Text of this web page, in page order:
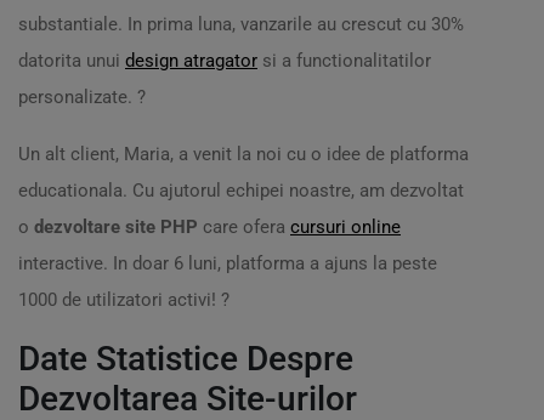
substantiale. In prima luna, vanzarile au crescut cu 30%
datorita unui design atragator si a functionalitatilor
personalizate. ?
Un alt client, Maria, a venit la noi cu o idee de platforma
educationala. Cu ajutorul echipei noastre, am dezvoltat
o dezvoltare site PHP care ofera cursuri online
interactive. In doar 6 luni, platforma a ajuns la peste
1000 de utilizatori activi! ?
Date Statistice Despre
Dezvoltarea Site-urilor